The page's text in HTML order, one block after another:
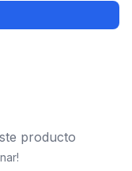
producto